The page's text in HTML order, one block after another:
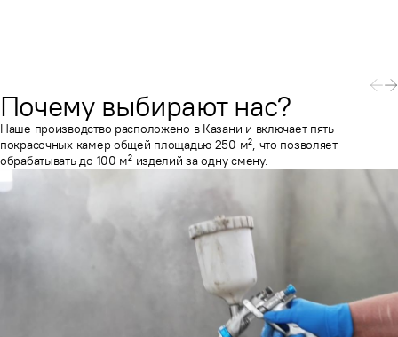
Почему выбирают нас?
Наше производство расположено в Казани и включает пять
покрасочных камер общей площадью 250 м², что позволяет
обрабатывать до 100 м² изделий за одну смену.